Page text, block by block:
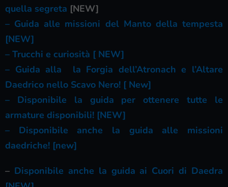
quella segreta [NEW]
– Guida alle missioni del Manto della tempesta
[NEW]
– Trucchi e curiosità [ NEW]
– Guida alla la Forgia dell’Atronach e l’Altare
Daedrico nello Scavo Nero! [ New]
– Disponibile la guida per ottenere tutte le
armature disponibili! [NEW]
– Disponibile anche la guida alle missioni
daedriche! [new]
– Disponibile anche la guida ai Cuori di Daedra